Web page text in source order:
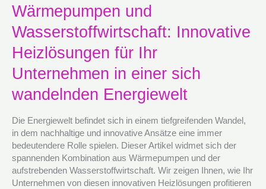
Wärmepumpen und
Wasserstoffwirtschaft: Innovative
Heizlösungen für Ihr
Unternehmen in einer sich
wandelnden Energiewelt
Die Energiewelt befindet sich in einem tiefgreifenden Wandel,
in dem nachhaltige und innovative Ansätze eine immer
bedeutendere Rolle spielen. Dieser Artikel widmet sich der
spannenden Kombination aus Wärmepumpen und der
aufstrebenden Wasserstoffwirtschaft. Wir zeigen Ihnen, wie Ihr
Unternehmen von diesen innovativen Heizlösungen profitieren
Wärmepumpen
und
Wasserstoffwirtschaft:
Heizlösungen
für
Ihr
Unternehmen
einer
sich
wandelnden
Energiewelt